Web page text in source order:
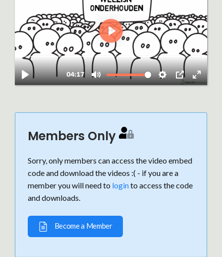
Members Only
Sorry, only members can access the video embed
code and download the videos :( - if you are a
member you will need to loginto access the code
and downloads.
Become a Member